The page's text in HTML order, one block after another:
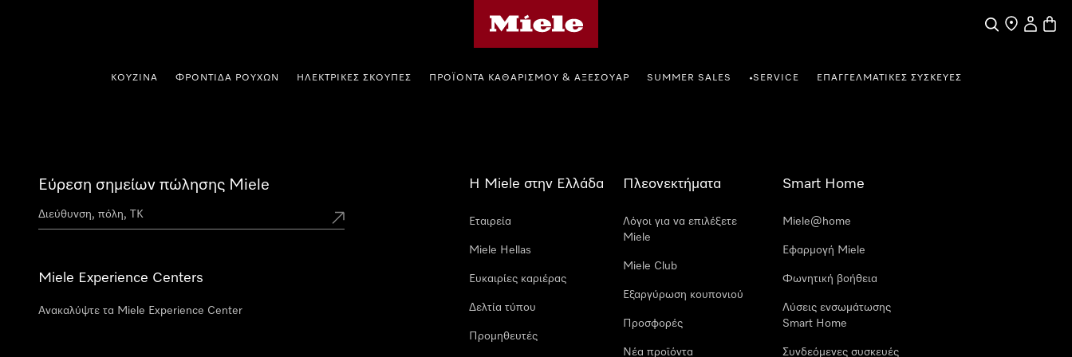
Αναζήτηση
Εύρεση
Ο
ΚΟΥΖΊΝΑ ΦΡΟΝΤΊΔΑ ΡΟΎΧΩΝ ΗΛΕΚΤΡΙΚΈΣ ΣΚΟΎΠΕΣ ΠΡΟΪΌΝΤΑ ΚΑΘΑΡΙΣΜΟΎ & ΑΞΕΣΟΥΆΡ SUMMER SALES •SERVICE ΕΠΑΓΓΕΛΜΑΤΙΚΈΣ ΣΥΣΚΕΥΈΣ
Εύρεση σημείων πώλησης Miele
Miele Experience Centers
Ανακαλύψτε τα Miele Experience Center
Η Miele στην Ελλάδα
Εταιρεία
Miele Hellas
Ευκαιρίες καριέρας
Δελτία τύπου
Προμηθευτές
Πλεονεκτήματα
Λόγοι για να επιλέξετε
Miele
Miele Club
Εξαργύρωση κουπονιού
Προσφορές
Νέα προϊόντα
Smart Home
Miele@home
Εφαρμογή Miele
Φωνητική βοήθεια
Λύσεις ενσωμάτωσης
Smart Home
Συνδεόμενες συσκευές